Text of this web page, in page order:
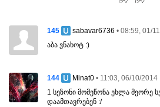
145 sabavar6736 • 08:59, 01/
აბა ვნახოტ :)
144 Minat0 • 11:03, 06/10/2014
1 სეზონი მომეწონა ეხლა მეორე
დაამთავრებენ :/